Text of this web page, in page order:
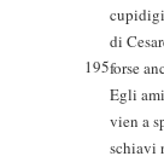
di
195forse
Egli
vien a
schiavi